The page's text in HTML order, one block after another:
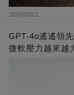
2024/05/21
GPT-4o遙遙領
微軟壓力越來越